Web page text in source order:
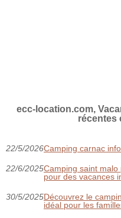
ecc-location.com,
récentes
22/5/2026Camping carnac
22/6/2025Camping saint
pour des vacances
30/5/2025Découvrez le
idéal pour les